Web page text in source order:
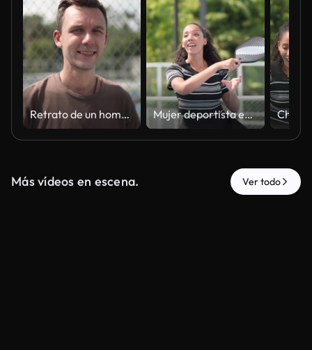
Retrato de un hombre activo, seguro de sí mismo, vibrante y alegre, vestido con ropa deportiva y de pie en una pista de pickleball o tenis, a punto de ejercitar y mantener su forma física para una buena salud. Adoptar estilos de vida activos, energía po Mujer deportista entrenando en la pista de padel mientras golpea la pelota cerca de la portería durante el partido y la competición. Deportista que practica trength controlado, fitness, ejercicio, rutina de entrenamiento, retos deportivos, preparación p
Más vídeos en escena. Ver todo